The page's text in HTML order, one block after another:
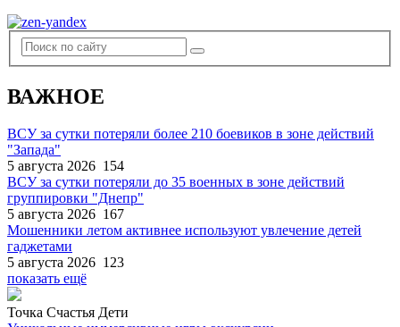
ВАЖНОЕ
ВСУ за сутки потеряли более 210 боевиков в зоне действий
"Запада"
5 августа 2026 154
ВСУ за сутки потеряли до 35 военных в зоне действий
группировки "Днепр"
5 августа 2026 167
Мошенники летом активнее используют увлечение детей
гаджетами
5 августа 2026 123
показать ещё
Точка Счастья Дети